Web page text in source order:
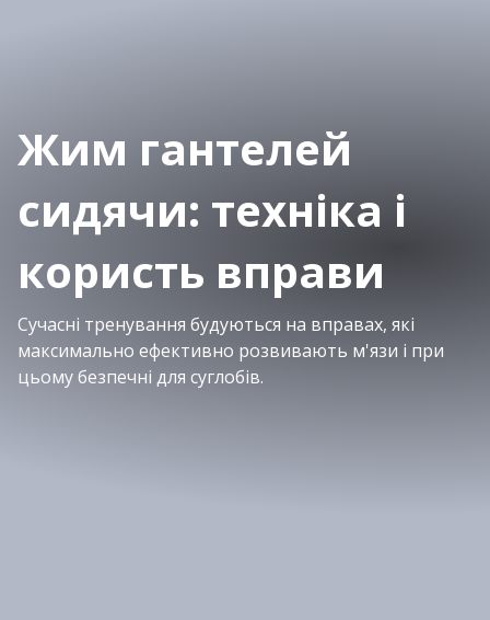
Жим гантелей
сидячи: техніка і
користь вправи
Сучасні тренування будуються на вправах, які
максимально ефективно розвивають м'язи і при
цьому безпечні для суглобів.